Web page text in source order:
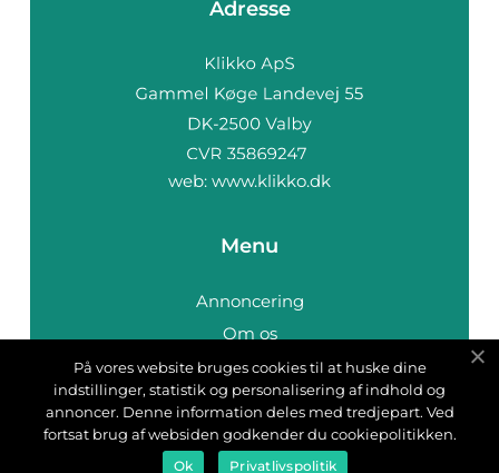
Adresse
web: www.klikko.dk
Menu
Annoncering
Om os
Cookies
Kontakt os
Sitemap
På vores website bruges cookies til at huske dine
indstillinger, statistik og personalisering af indhold og
annoncer. Denne information deles med tredjepart. Ved
fortsat brug af websiden godkender du cookiepolitikken.
Ok Privatlivspolitik